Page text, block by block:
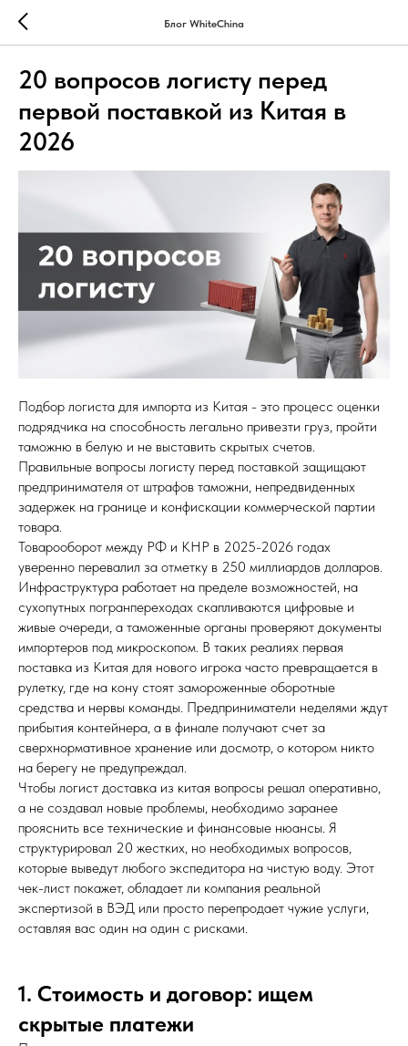
Блог WhiteChina
20 вопросов логисту перед
первой поставкой из Китая в
2026
Подбор логиста для импорта из Китая - это процесс оценки
подрядчика на способность легально привезти груз, пройти
таможню в белую и не выставить скрытых счетов.
Правильные вопросы логисту перед поставкой защищают
предпринимателя от штрафов таможни, непредвиденных
задержек на границе и конфискации коммерческой партии
товара.
Товарооборот между РФ и КНР в 2025-2026 годах
уверенно перевалил за отметку в 250 миллиардов долларов.
Инфраструктура работает на пределе возможностей, на
сухопутных погранпереходах скапливаются цифровые и
живые очереди, а таможенные органы проверяют документы
импортеров под микроскопом. В таких реалиях первая
поставка из Китая для нового игрока часто превращается в
рулетку, где на кону стоят замороженные оборотные
средства и нервы команды. Предприниматели неделями ждут
прибытия контейнера, а в финале получают счет за
сверхнормативное хранение или досмотр, о котором никто
на берегу не предупреждал.
Чтобы логист доставка из китая вопросы решал оперативно,
а не создавал новые проблемы, необходимо заранее
прояснить все технические и финансовые нюансы. Я
структурировал 20 жестких, но необходимых вопросов,
которые выведут любого экспедитора на чистую воду. Этот
чек-лист покажет, обладает ли компания реальной
экспертизой в ВЭД или просто перепродает чужие услуги,
оставляя вас один на один с рисками.
1. Стоимость и договор: ищем
скрытые платежи